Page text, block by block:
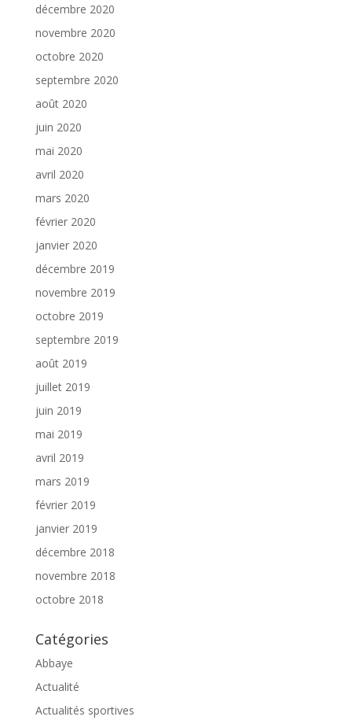
décembre 2020
novembre 2020
octobre 2020
septembre 2020
août 2020
juin 2020
mai 2020
avril 2020
mars 2020
février 2020
janvier 2020
décembre 2019
novembre 2019
octobre 2019
septembre 2019
août 2019
juillet 2019
juin 2019
mai 2019
avril 2019
mars 2019
février 2019
janvier 2019
décembre 2018
novembre 2018
octobre 2018
Catégories
Abbaye
Actualité
Actualités sportives